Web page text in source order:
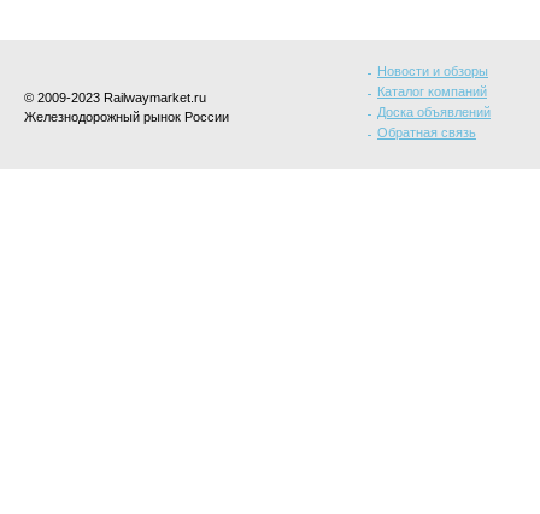
© 2009-2023 Railwaymarket.ru
Железнодорожный рынок России
Новости и обзоры
Каталог компаний
Доска объявлений
Обратная связь